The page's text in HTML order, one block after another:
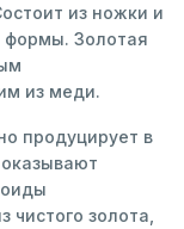
из ножки и
формы. Золотая
из меди.
продуцирует в
чистого золота,